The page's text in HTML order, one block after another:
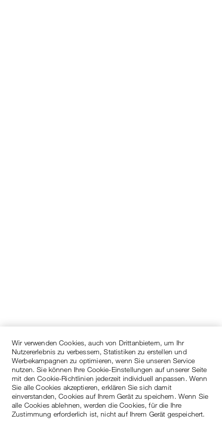
Wir verwenden Cookies, auch von Drittanbietern, um Ihr
Nutzererlebnis zu verbessern, Statistiken zu erstellen und
Werbekampagnen zu optimieren, wenn Sie unseren Service
nutzen. Sie können Ihre Cookie-Einstellungen auf unserer Seite
mit den Cookie-Richtlinien jederzeit individuell anpassen. Wenn
Sie alle Cookies akzeptieren, erklären Sie sich damit
einverstanden, Cookies auf Ihrem Gerät zu speichern. Wenn Sie
alle Cookies ablehnen, werden die Cookies, für die Ihre
Zustimmung erforderlich ist, nicht auf Ihrem Gerät gespeichert.